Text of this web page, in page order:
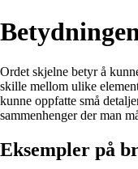
Ordet skjelne betyr å
skille mellom ulike
kunne oppfatte små
sammenhenger der man
Eksempler på